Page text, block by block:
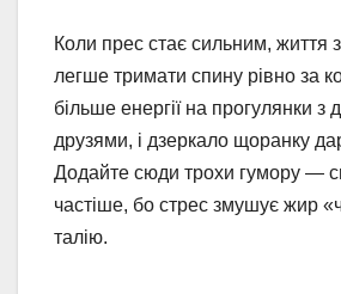
Коли прес стає сильним, життя
легше тримати спину рівно за
більше енергії на прогулянки з
друзями, і дзеркало щоранку
Додайте сюди трохи гумору —
частіше, бо стрес змушує жир
талію.